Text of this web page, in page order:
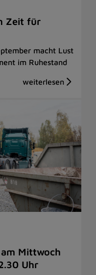
Zeit für
macht Lust
im Ruhestand
Mittwoch
Uhr